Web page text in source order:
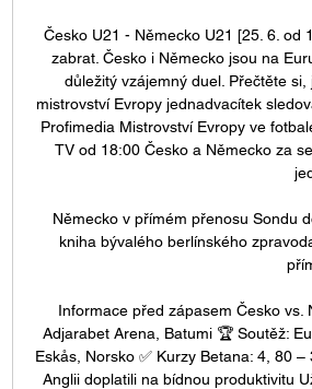
Česko U21 - Německo U21 [25. 6. od
zabrat. Česko i Německo jsou na
důležitý vzájemný duel. Přečtěte
mistrovství Evropy jednadvacítek
Profimedia Mistrovství Evropy ve
TV od 18:00 Česko a Německo za
Německo v přímém přenosu Sondu
kniha bývalého berlínského
Informace před zápasem Česko vs.
Adjarabet Arena, Batumi 🏆 Soutěž:
Eskås, Norsko ✅ Kurzy Betana: 4, 80
Anglii doplatili na bídnou produktivitu